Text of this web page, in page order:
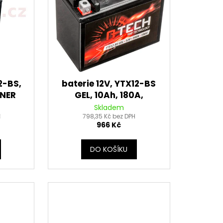
BS,
baterie 12V, YTX12-BS
GEL, 10Ah, 180A,
bezúdržbová GEL
technologie 150x87x130
A-TECH (aktivovaná ve
výrobě)
Skladem
798,35 Kč bez DPH
966 Kč
DO KOŠÍKU